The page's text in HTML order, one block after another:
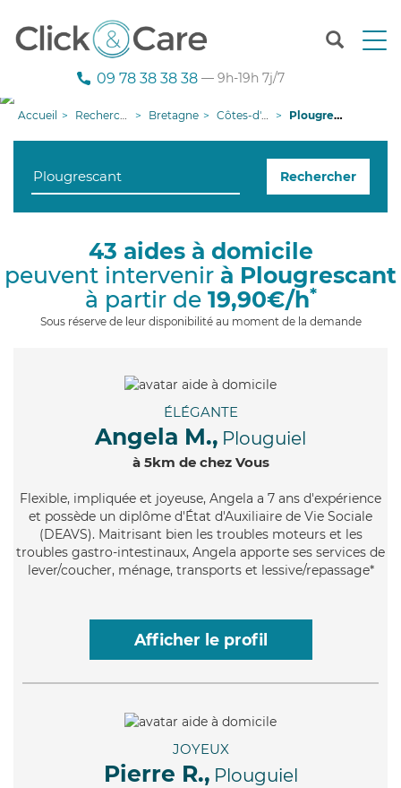
T
n
g
i
09 78 38 38 38 — 9h-19h 7j/7
Accueil Recherche aide à domicile Bretagne Côtes-d'armor Plougrescant
Rechercher
43 aides à domicile
peuvent intervenir à Plougrescant
à partir de 19,90€/h*
Sous réserve de leur disponibilité au moment de la demande
ÉLÉGANTE
Angela M., Plouguiel
à 5km de chez Vous
Flexible, impliquée et joyeuse, Angela a 7 ans d'expérience
et possède un diplôme d'État d'Auxiliaire de Vie Sociale
(DEAVS). Maitrisant bien les troubles moteurs et les
troubles gastro-intestinaux, Angela apporte ses services de
lever/coucher, ménage, transports et lessive/repassage*
Afficher le profil
JOYEUX
Pierre R., Plouguiel